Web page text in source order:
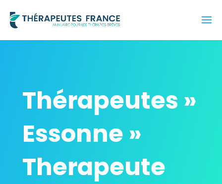
Thérapeutes »
Essonne »
Therapeute